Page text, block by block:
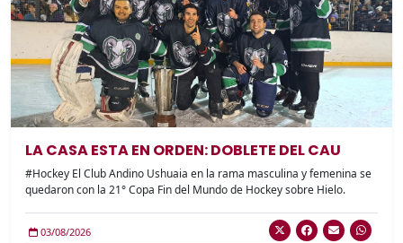
LA CASA ESTA EN ORDEN: DOBLETE DEL CAU
#Hockey El Club Andino Ushuaia en la rama masculina y femenina se
quedaron con la 21° Copa Fin del Mundo de Hockey sobre Hielo.
03/08/2026